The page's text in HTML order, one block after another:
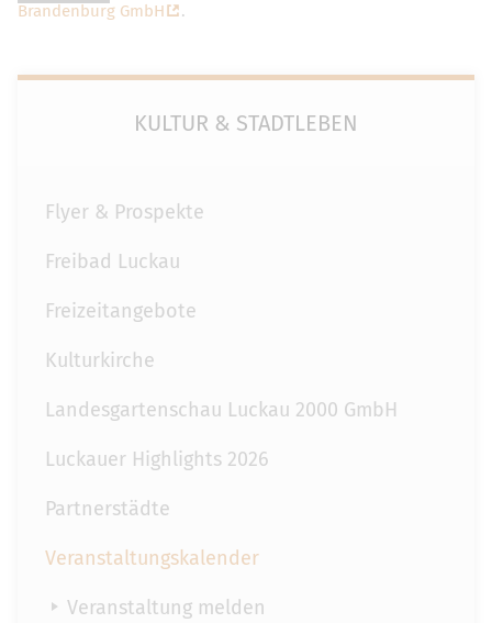
Brandenburg GmbH
.
KULTUR & STADTLEBEN
Flyer & Prospekte
Freibad Luckau
Freizeitangebote
Kulturkirche
Landesgartenschau Luckau 2000 GmbH
Luckauer Highlights 2026
Partnerstädte
Veranstaltungskalender
Veranstaltung melden